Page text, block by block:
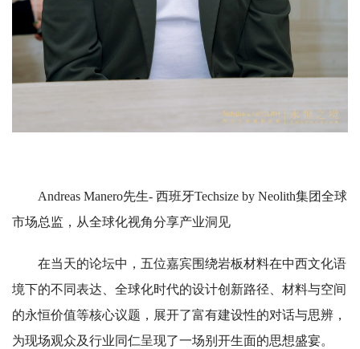
Andreas Manero先生- 西班牙Techsize by Neolith集团全球
市场总监，从全球化视角分享产业洞见
在当天的论坛中，五位嘉宾围绕岩板材料在中西文化语
境下的不同表达、全球化时代的设计创新路径、材料与空间
的永恒价值等核心议题，展开了富有建设性的对话与思辨，
为现场观众及行业同仁呈现了一场别开生面的思想盛宴。